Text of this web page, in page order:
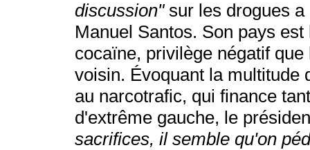
discussion"sur les drogues a
Manuel Santos. Son pays
cocaïne, privilège négatif
voisin. Évoquant la multitude
au narcotrafic, qui finance
d'extrême gauche, le
sacrifices, il semble qu'on